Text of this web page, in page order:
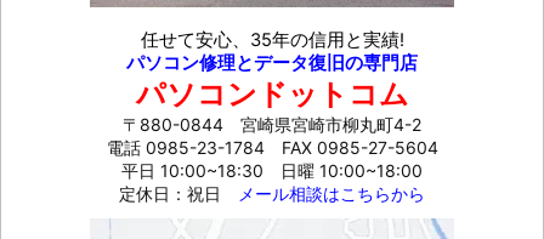
任せて安心、35年の信用と実績!
パソコン修理とデータ復旧の専門店
パソコンドットコム
〒880-0844 宮崎県宮崎市柳丸町4-2
電話 0985-23-1784FAX 0985-27-5604
平日 10:00~18:30 日曜 10:00~18:00
定休日：祝日
メール相談はこちらから